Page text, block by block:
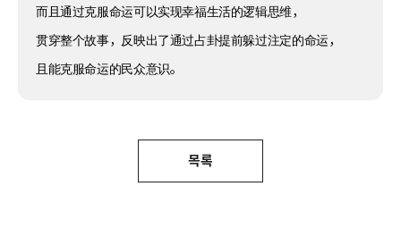
而且通过克服命运可以实现幸福生活的逻辑思维，
贯穿整个故事，反映出了通过占卦提前躲过注定的命运，
且能克服命运的民众意识。
목록